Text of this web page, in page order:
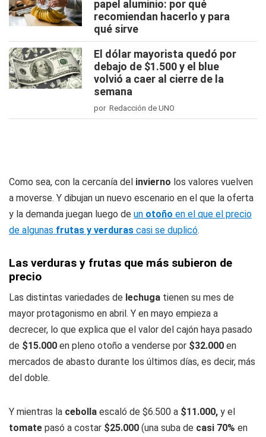
papel aluminio: por qué
recomiendan hacerlo y para
qué sirve
El dólar mayorista quedó por
debajo de $1.500 y el blue
volvió a caer al cierre de la
semana
por Redacción de UNO
Como sea, con la cercanía del invierno los valores vuelven
a moverse. Y dibujan un nuevo escenario en el que la oferta
y la demanda juegan luego de un otoño en el que el precio
de algunas frutas y verduras casi se duplicó.
Las verduras y frutas que más subieron de
precio
Las distintas variedades de lechuga tienen su mes de
mayor protagonismo en abril. Y en mayo empieza a
decrecer, lo que explica que el valor del cajón haya pasado
de $15.000 en pleno otoño a venderse por $32.000 en
mercados de abasto durante los últimos días, es decir, más
del doble.
Y mientras la cebolla escaló de $6.500 a $11.000, y el
tomate pasó a costar $25.000 (una suba de casi 70% en